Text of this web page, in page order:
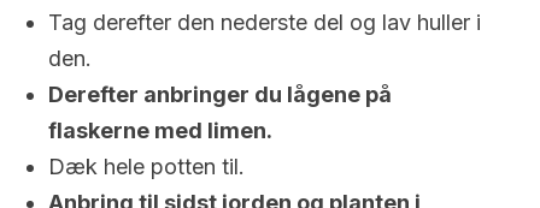
Tag derefter den nederste del og lav huller i
den.
Derefter anbringer du lågene på
flaskerne med limen.
Dæk hele potten til.
Anbring til sidst jorden og planten i